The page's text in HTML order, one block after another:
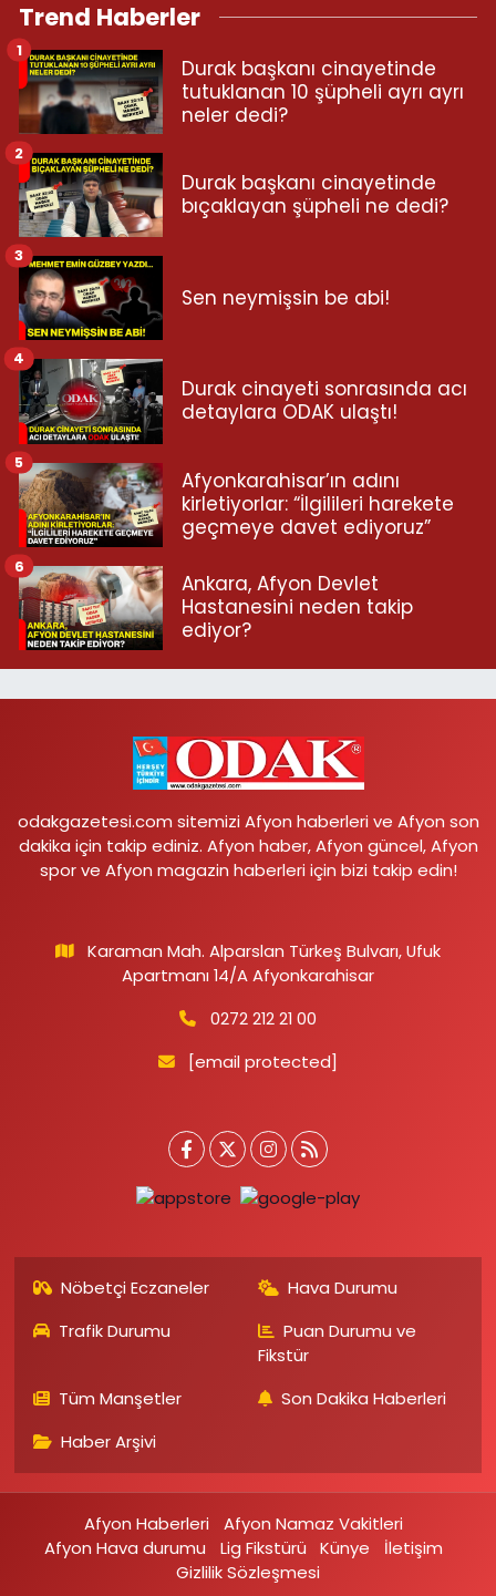
Trend Haberler
Durak başkanı cinayetinde
tutuklanan 10 şüpheli ayrı ayrı
neler dedi?
1
Durak başkanı cinayetinde
bıçaklayan şüpheli ne dedi?
2
Sen neymişsin be abi!
3
Durak cinayeti sonrasında acı
detaylara ODAK ulaştı!
4
Afyonkarahisar’ın adını
kirletiyorlar: “İlgilileri harekete
geçmeye davet ediyoruz”
5
Ankara, Afyon Devlet
Hastanesini neden takip
ediyor?
6
odakgazetesi.com sitemizi Afyon haberleri ve Afyon son
dakika için takip ediniz. Afyon haber, Afyon güncel, Afyon
spor ve Afyon magazin haberleri için bizi takip edin!
Karaman Mah. Alparslan Türkeş Bulvarı, Ufuk
Apartmanı 14/A Afyonkarahisar
0272 212 21 00
[email protected]
Nöbetçi Eczaneler
Hava Durumu
Trafik Durumu
Puan Durumu ve
Fikstür
Tüm Manşetler
Son Dakika Haberleri
Haber Arşivi
Afyon Haberleri
Afyon Namaz Vakitleri
Afyon Hava durumu
Lig Fikstürü Künye
İletişim
Gizlilik Sözleşmesi